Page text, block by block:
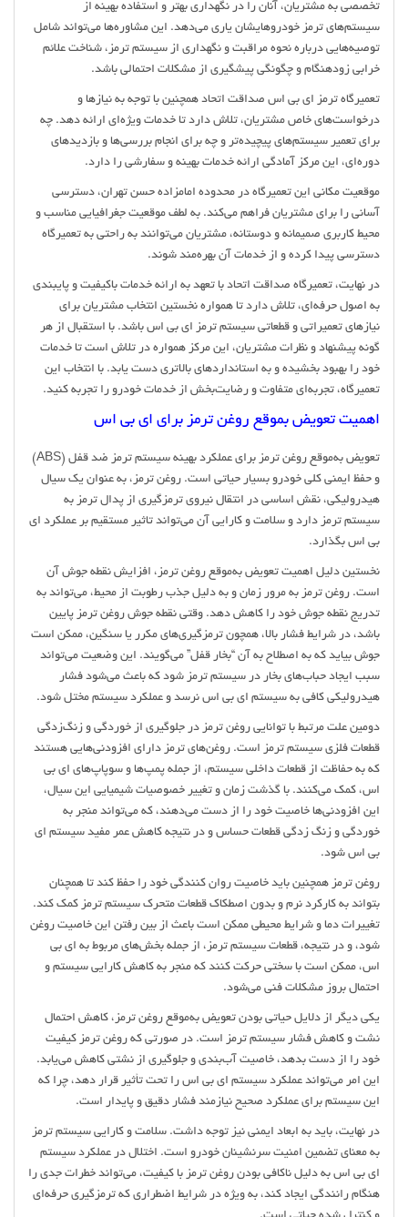
تخصصی به مشتریان، آنان را در نگهداری بهتر و استفاده بهینه از
سیستم‌های ترمز خودروهایشان یاری می‌دهد. این مشاوره‌ها می‌تواند شامل
توصیه‌هایی درباره نحوه مراقبت و نگهداری از سیستم ترمز، شناخت علائم
خرابی زودهنگام و چگونگی پیشگیری از مشکلات احتمالی باشد.
تعمیرگاه ترمز ای بی اس صداقت اتحاد همچنین با توجه به نیازها و
درخواست‌های خاص مشتریان، تلاش دارد تا خدمات ویژه‌ای ارائه دهد. چه
برای تعمیر سیستم‌های پیچیده‌تر و چه برای انجام بررسی‌ها و بازدیدهای
دوره‌ای، این مرکز آمادگی ارائه خدمات بهینه و سفارشی را دارد.
موقعیت مکانی این تعمیرگاه در محدوده امامزاده حسن تهران، دسترسی
آسانی را برای مشتریان فراهم می‌کند. به لطف موقعیت جغرافیایی مناسب و
محیط کاربری صمیمانه و دوستانه، مشتریان می‌توانند به راحتی به تعمیرگاه
دسترسی پیدا کرده و از خدمات آن بهره‌مند شوند.
در نهایت، تعمیرگاه صداقت اتحاد با تعهد به ارائه خدمات باکیفیت و پایبندی
به اصول حرفه‌ای، تلاش دارد تا همواره نخستین انتخاب مشتریان برای
نیازهای تعمیراتی و قطعاتی سیستم ترمز ای بی اس باشد. با استقبال از هر
گونه پیشنهاد و نظرات مشتریان، این مرکز همواره در تلاش است تا خدمات
خود را بهبود بخشیده و به استانداردهای بالاتری دست یابد. با انتخاب این
تعمیرگاه، تجربه‌ای متفاوت و رضایت‌بخش از خدمات خودرو را تجربه کنید.
اهمیت تعویض بموقع روغن ترمز برای ای بی اس
تعویض به‌موقع روغن ترمز برای عملکرد بهینه سیستم ترمز ضد قفل (ABS)
و حفظ ایمنی کلی خودرو بسیار حیاتی است. روغن ترمز، به عنوان یک سیال
هیدرولیکی، نقش اساسی در انتقال نیروی ترمزگیری از پدال ترمز به
سیستم ترمز دارد و سلامت و کارایی آن می‌تواند تاثیر مستقیم بر عملکرد ای
بی اس بگذارد.
نخستین دلیل اهمیت تعویض به‌موقع روغن ترمز، افزایش نقطه جوش آن
است. روغن ترمز به مرور زمان و به دلیل جذب رطوبت از محیط، می‌تواند به
تدریج نقطه جوش خود را کاهش دهد. وقتی نقطه جوش روغن ترمز پایین
باشد، در شرایط فشار بالا، همچون ترمزگیری‌های مکرر یا سنگین، ممکن است
جوش بیاید که به اصطلاح به آن “بخار قفل” می‌گویند. این وضعیت می‌تواند
سبب ایجاد حباب‌های بخار در سیستم ترمز شود که باعث می‌شود فشار
هیدرولیکی کافی به سیستم ای بی اس نرسد و عملکرد سیستم مختل شود.
دومین علت مرتبط با توانایی روغن ترمز در جلوگیری از خوردگی و زنگ‌زدگی
قطعات فلزی سیستم ترمز است. روغن‌های ترمز دارای افزودنی‌هایی هستند
که به حفاظت از قطعات داخلی سیستم، از جمله پمپ‌ها و سوپاپ‌های ای بی
اس، کمک می‌کنند. با گذشت زمان و تغییر خصوصیات شیمیایی این سیال،
این افزودنی‌ها خاصیت خود را از دست می‌دهند، که می‌تواند منجر به
خوردگی و زنگ زدگی قطعات حساس و در نتیجه کاهش عمر مفید سیستم ای
بی اس شود.
روغن ترمز همچنین باید خاصیت روان کنندگی خود را حفظ کند تا همچنان
بتواند به کارکرد نرم و بدون اصطکاک قطعات متحرک سیستم ترمز کمک کند.
تغییرات دما و شرایط محیطی ممکن است باعث از بین رفتن این خاصیت روغن
شود، و در نتیجه، قطعات سیستم ترمز، از جمله بخش‌های مربوط به ای بی
اس، ممکن است با سختی حرکت کنند که منجر به کاهش کارایی سیستم و
احتمال بروز مشکلات فنی می‌شود.
یکی دیگر از دلایل حیاتی بودن تعویض به‌موقع روغن ترمز، کاهش احتمال
نشت و کاهش فشار سیستم ترمز است. در صورتی که روغن ترمز کیفیت
خود را از دست بدهد، خاصیت آب‌بندی و جلوگیری از نشتی کاهش می‌یابد.
این امر می‌تواند عملکرد سیستم ای بی اس را تحت تأثیر قرار دهد، چرا که
این سیستم برای عملکرد صحیح نیازمند فشار دقیق و پایدار است.
در نهایت، باید به ابعاد ایمنی نیز توجه داشت. سلامت و کارایی سیستم ترمز
به معنای تضمین امنیت سرنشینان خودرو است. اختلال در عملکرد سیستم
ای بی اس به دلیل ناکافی بودن روغن ترمز با کیفیت، می‌تواند خطرات جدی را
هنگام رانندگی ایجاد کند، به ویژه در شرایط اضطراری که ترمزگیری حرفه‌ای